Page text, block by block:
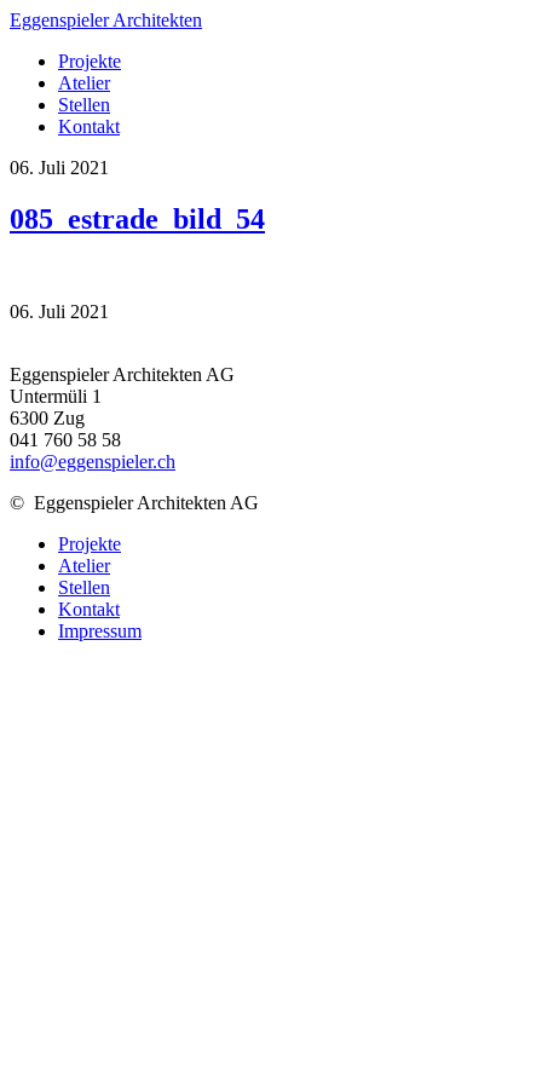
Eggenspieler Architekten
Projekte
Atelier
Stellen
Kontakt
06. Juli 2021
085_estrade_bild_54
06. Juli 2021
Eggenspieler Architekten AG
Untermüli 1
6300 Zug
041 760 58 58
info@eggenspieler.ch
© Eggenspieler Architekten AG
Projekte
Atelier
Stellen
Kontakt
Impressum